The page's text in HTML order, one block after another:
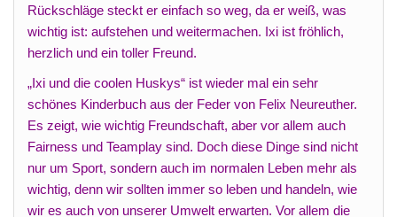
Rückschläge steckt er einfach so weg, da er weiß, was
wichtig ist: aufstehen und weitermachen. Ixi ist fröhlich,
herzlich und ein toller Freund.
„Ixi und die coolen Huskys“ ist wieder mal ein sehr
schönes Kinderbuch aus der Feder von Felix Neureuther.
Es zeigt, wie wichtig Freundschaft, aber vor allem auch
Fairness und Teamplay sind. Doch diese Dinge sind nicht
nur um Sport, sondern auch im normalen Leben mehr als
wichtig, denn wir sollten immer so leben und handeln, wie
wir es auch von unserer Umwelt erwarten. Vor allem die